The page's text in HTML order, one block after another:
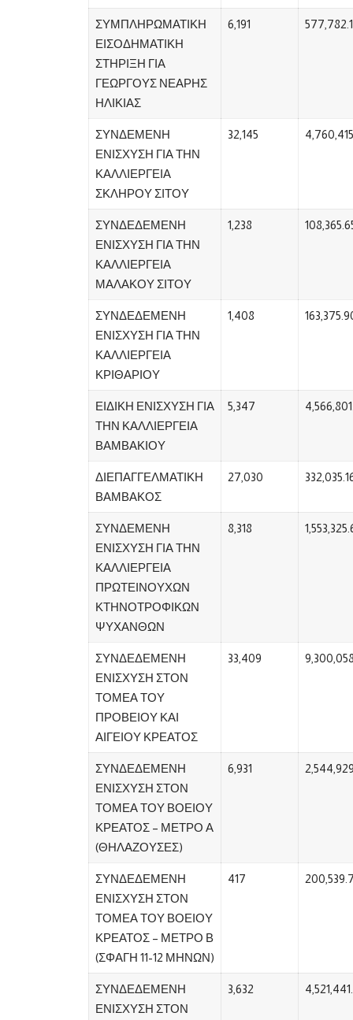
ΣΥΜΠΛΗΡΩΜΑΤΙΚΗ
ΕΙΣΟΔΗΜΑΤΙΚΗ
ΣΤΗΡΙΞΗ ΓΙΑ
ΓΕΩΡΓΟΥΣ ΝΕΑΡΗΣ
ΗΛΙΚΙΑΣ
6,191
ΣΥΝΔΕΜΕΝΗ
ΕΝΙΣΧΥΣΗ ΓΙΑ ΤΗΝ
ΚΑΛΛΙΕΡΓΕΙΑ
ΣΚΛΗΡΟΥ ΣΙΤΟΥ
32,145
ΣΥΝΔΕΔΕΜΕΝΗ
ΕΝΙΣΧΥΣΗ ΓΙΑ ΤΗΝ
ΚΑΛΛΙΕΡΓΕΙΑ
ΜΑΛΑΚΟΥ ΣΙΤΟΥ
1,238
ΣΥΝΔΕΔΕΜΕΝΗ
ΕΝΙΣΧΥΣΗ ΓΙΑ ΤΗΝ
ΚΑΛΛΙΕΡΓΕΙΑ
ΚΡΙΘΑΡΙΟΥ
1,408
ΕΙΔΙΚΗ ΕΝΙΣΧΥΣΗ ΓΙΑ
ΤΗΝ ΚΑΛΛΙΕΡΓΕΙΑ
ΒΑΜΒΑΚΙΟΥ
5,347
ΔΙΕΠΑΓΓΕΛΜΑΤΙΚΗ
ΒΑΜΒΑΚΟΣ
27,030
ΣΥΝΔΕΜΕΝΗ
ΕΝΙΣΧΥΣΗ ΓΙΑ ΤΗΝ
ΚΑΛΛΙΕΡΓΕΙΑ
ΠΡΩΤΕΙΝΟΥΧΩΝ
ΚΤΗΝΟΤΡΟΦΙΚΩΝ
ΨΥΧΑΝΘΩΝ
8,318
ΣΥΝΔΕΔΕΜΕΝΗ
ΕΝΙΣΧΥΣΗ ΣΤΟΝ
ΤΟΜΕΑ ΤΟΥ
ΠΡΟΒΕΙΟΥ ΚΑΙ
ΑΙΓΕΙΟΥ ΚΡΕΑΤΟΣ
33,409
ΣΥΝΔΕΔΕΜΕΝΗ
ΕΝΙΣΧΥΣΗ ΣΤΟΝ
ΤΟΜΕΑ ΤΟΥ ΒΟΕΙΟΥ
ΚΡΕΑΤΟΣ – ΜΕΤΡΟ Α
(ΘΗΛΑΖΟΥΣΕΣ)
6,931
ΣΥΝΔΕΔΕΜΕΝΗ
ΕΝΙΣΧΥΣΗ ΣΤΟΝ
ΤΟΜΕΑ ΤΟΥ ΒΟΕΙΟΥ
ΚΡΕΑΤΟΣ – ΜΕΤΡΟ Β
(ΣΦΑΓΗ 11-12 ΜΗΝΩΝ)
417
ΣΥΝΔΕΔΕΜΕΝΗ
ΕΝΙΣΧΥΣΗ ΣΤΟΝ
3,632